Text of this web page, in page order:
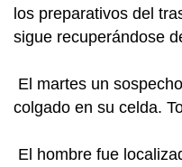
los preparativos del
sigue recuperándose
El martes un
colgado en su celda.
El hombre fue